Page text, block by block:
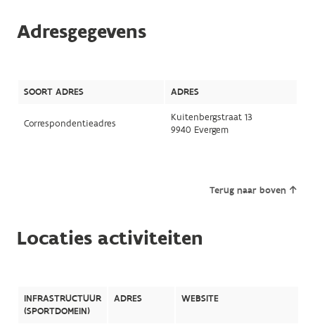
Adresgegevens
SOORT ADRES ADRES
Correspondentieadres
Kuitenbergstraat 13
9940 Evergem
Terug naar boven
Locaties activiteiten
INFRASTRUCTUUR
(SPORTDOMEIN)
ADRES WEBSITE